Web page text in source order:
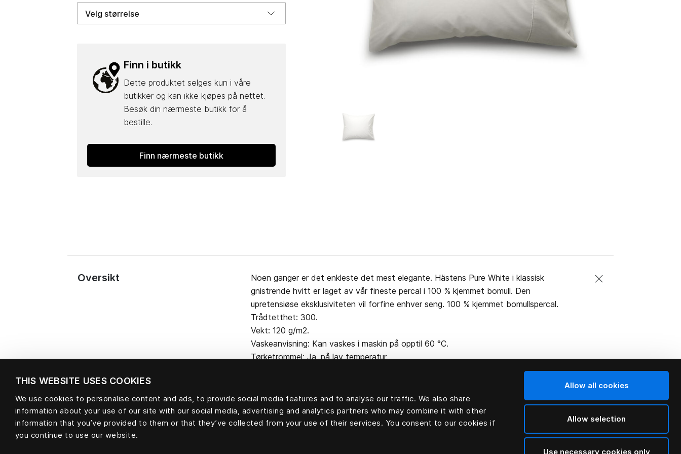
THIS WEBSITE USES COOKIES
We use cookies to personalise content and ads, to provide social media features and to analyse our traffic. We also share
information about your use of our site with our social media, advertising and analytics partners who may combine it with other
information that you’ve provided to them or that they’ve collected from your use of their services. You consent to our cookies if
you continue to use our website.
Allow all cookies
Allow selection
Use necessary cookies only
Finn i butikk
Dette produktet selges kun i våre
butikker og kan ikke kjøpes på nettet.
Besøk din nærmeste butikk for å
bestille.
Finn nærmeste butikk
Oversikt
Noen ganger er det enkleste det mest elegante. Hästens Pure White i klassisk
gnistrende hvitt er laget av vår fineste percal i 100 % kjemmet bomull. Den
upretensiøse eksklusiviteten vil forfine enhver seng. 100 % kjemmet bomullspercal.
Trådtetthet: 300.
Vekt: 120 g/m2.
Vaskeanvisning: Kan vaskes i maskin på opptil 60 °C.
Tørketrommel: Ja, på lav temperatur.
Materiale 100 prosent bomull